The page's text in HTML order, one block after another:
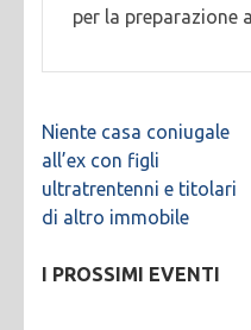
per la preparazione
Navigazione
articoli
Niente casa coniugale
all’ex con figli
ultratrentenni e titolari
di altro immobile
I PROSSIMI EVENTI